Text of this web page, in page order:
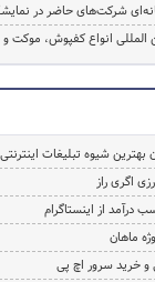
شرکت‌های حاضر در
المللی انواع کفپوش،
شیوه تبلیغات
اگری راز
درآمد از اینستاگرام
ماهان